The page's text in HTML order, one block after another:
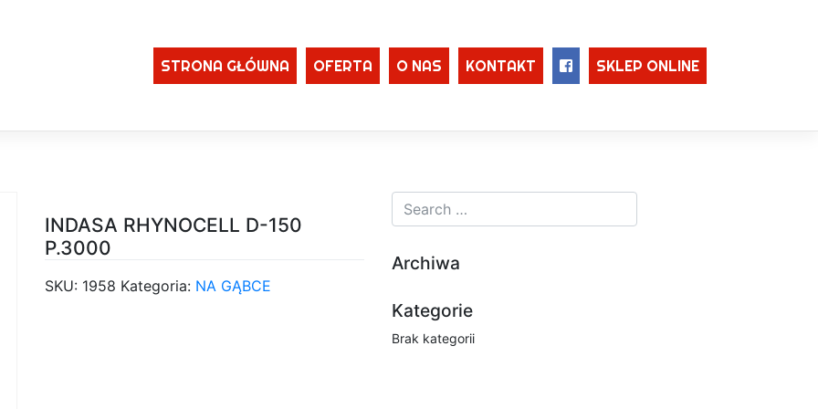
STRONA GŁÓWNA OFERTA O NAS KONTAKT SKLEP ONLINE
INDASA RHYNOCELL D-150
P.3000
SKU: 1958 Kategoria: NA GĄBCE
Archiwa
Kategorie
Brak kategorii